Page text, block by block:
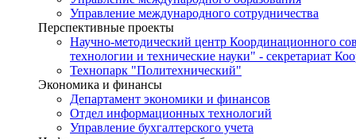
Управление международного сотрудничества
Перспективные проекты
Научно-методический центр Координационного
технологии и технические науки" - секретариат
Технопарк "Политехнический"
Экономика и финансы
Департамент экономики и финансов
Отдел информационных технологий
Управление бухгалтерского учета